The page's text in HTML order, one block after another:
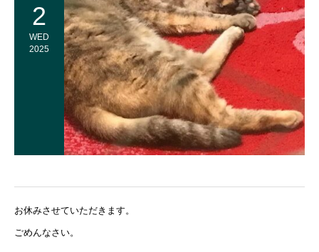
2
WED
2025
お休みさせていただきます。
ごめんなさい。